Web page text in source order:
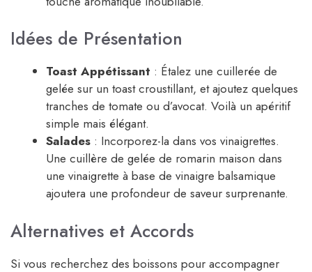
Idées de Présentation
Toast Appétissant : Étalez une cuillerée de
gelée sur un toast croustillant, et ajoutez quelques
tranches de tomate ou d’avocat. Voilà un apéritif
simple mais élégant.
Salades : Incorporez-la dans vos vinaigrettes.
Une cuillère de gelée de romarin maison dans
une vinaigrette à base de vinaigre balsamique
ajoutera une profondeur de saveur surprenante.
Alternatives et Accords
Si vous recherchez des boissons pour accompagner